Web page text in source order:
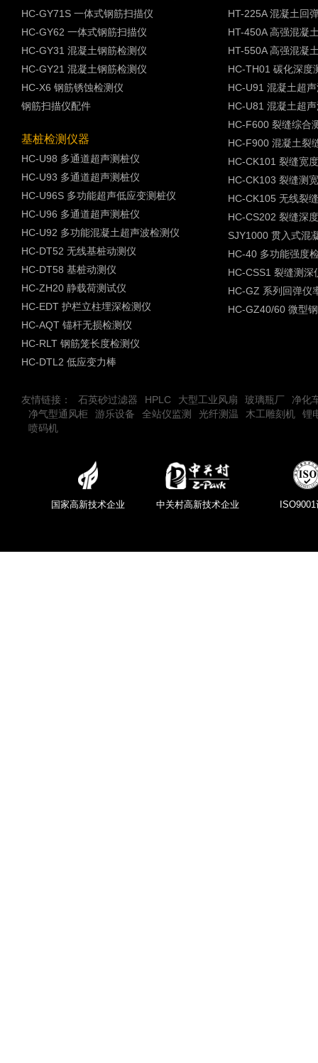
HC-GY71S 一体式钢筋扫描仪
HC-GY62 一体式钢筋扫描仪
HC-GY31 混凝土钢筋检测仪
HC-GY21 混凝土钢筋检测仪
HC-X6 钢筋锈蚀检测仪
钢筋扫描仪配件
基桩检测仪器
HC-U98 多通道超声测桩仪
HC-U93 多通道超声测桩仪
HC-U96S 多功能超声低应变测桩仪
HC-U96 多通道超声测桩仪
HC-U92 多功能混凝土超声波检测仪
HC-DT52 无线基桩动测仪
HC-DT58 基桩动测仪
HC-ZH20 静载荷测试仪
HC-EDT 护栏立柱埋深检测仪
HC-AQT 锚杆无损检测仪
HC-RLT 钢筋笼长度检测仪
HC-DTL2 低应变力棒
HT-225A 混凝土回
HT-450A 高强混凝
HT-550A 高强混凝
HC-TH01 碳化深度
HC-U91 混凝土超
HC-U81 混凝土超
HC-F600 裂缝综合
HC-F900 混凝土裂
HC-CK101 裂缝宽
HC-CK103 裂缝测
HC-CK105 无线裂
HC-CS202 裂缝深
SJY1000 贯入式混
HC-40 多功能强度
HC-CSS1 裂缝测深
HC-GZ 系列回弹仪
HC-GZ40/60 微型
友情链接： 石英砂过滤器 HPLC 大型工业风扇 玻璃瓶厂
净化
净气型通风柜
游乐设备 全站仪监测 光纤测温 木工雕刻机
锂
喷码机
国家高新技术企业 中关村高新技术企业